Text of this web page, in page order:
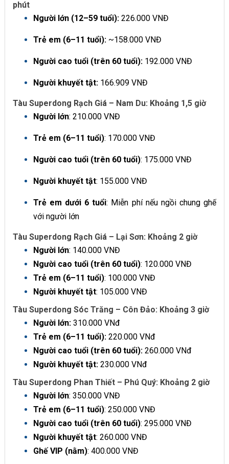
phút
Người lớn (12–59 tuổi):226.000 VNĐ
Trẻ em (6–11 tuổi):~158.000 VNĐ
Người cao tuổi (trên 60 tuổi):192.000 VNĐ
Người khuyết tật:166.909 VNĐ
Tàu Superdong Rạch Giá – Nam Du: Khoảng 1,5 giờ
Người lớn: 210.000 VNĐ
Trẻ em (6–11 tuổi): 170.000 VNĐ
Người cao tuổi (trên 60 tuổi): 175.000 VNĐ
Người khuyết tật: 155.000 VNĐ
Trẻ em dưới 6 tuổi: Miễn phí nếu ngồi chung ghế
với người lớn
Tàu Superdong Rạch Giá – Lại Sơn: Khoảng 2 giờ
Người lớn: 140.000 VNĐ
Người cao tuổi (trên 60 tuổi): 120.000 VNĐ
Trẻ em (6–11 tuổi): 100.000 VNĐ
Người khuyết tật: 105.000 VNĐ
Tàu Superdong Sóc Trăng – Côn Đảo: Khoảng 3 giờ
Người lớn:310.000 VNđ
Trẻ em (6–11 tuổi):220.000 VNđ
Người cao tuổi (trên 60 tuổi):260.000 VNđ
Người khuyết tật:230.000 VNđ
Tàu Superdong Phan Thiết – Phú Quý: Khoảng 2 giờ
Người lớn: 350.000 VNĐ
Trẻ em (6–11 tuổi): 250.000 VNĐ
Người cao tuổi (trên 60 tuổi): 295.000 VNĐ
Người khuyết tật: 260.000 VNĐ
Ghế VIP (nằm): 400.000 VNĐ